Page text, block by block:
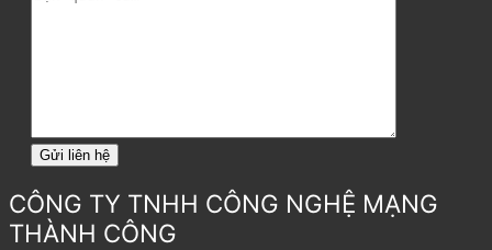
CÔNG TY TNHH CÔNG NGHỆ MẠNG
THÀNH CÔNG